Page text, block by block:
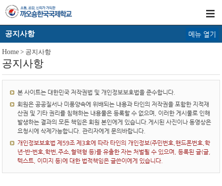
공지사항 메뉴 열기
Home > 공지사항
공지사항
본 사이트는 대한민국 저작권법 및 개인정보보호법을 준수합니다.
회원은 공공질서나 미풍양속에 위배되는 내용과 타인의 저작권을 포함한 지적재
산권 및 기타 권리를 침해하는 내용물은 등록할 수 없으며, 이러한 게시물로 인해
발생하는 결과의 모든 책임은 회원 본인에게 있습니다.게시된 사진이나 동영상은
요청시에 삭제가능합니다. 관리자에게 문의바랍니다.
개인정보보호법 제59조 제3호에 따라 타인의 개인정보(주민번호,핸드폰번호,학
년-반-번호,학번,주소,혈액형 등)를 유출한 자는 처벌될 수 있으며, 등록된 글(글,
텍스트, 이미지 등)에 대한 법적책임은 글쓴이에게 있습니다.